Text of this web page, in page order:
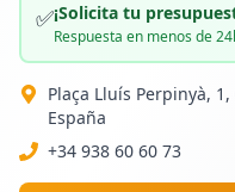
✅¡Solicita tu
Respuesta en menos de
Plaça Lluís Perpinyà,
España
+34 938 60 60 73